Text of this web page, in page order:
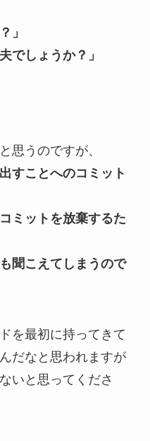
」
でしょうか？」
思うのですが、
すことへのコミット
ミットを放棄するた
聞こえてしまうので
を最初に持ってきて
だなと思われますが
いと思ってくださ